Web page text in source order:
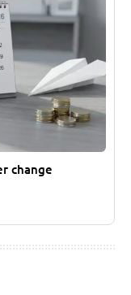
change